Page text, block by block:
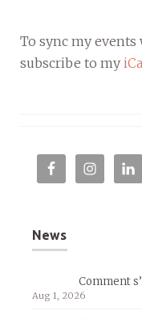
To sync my events
subscribe to my
News
Comment
Aug 1, 2026